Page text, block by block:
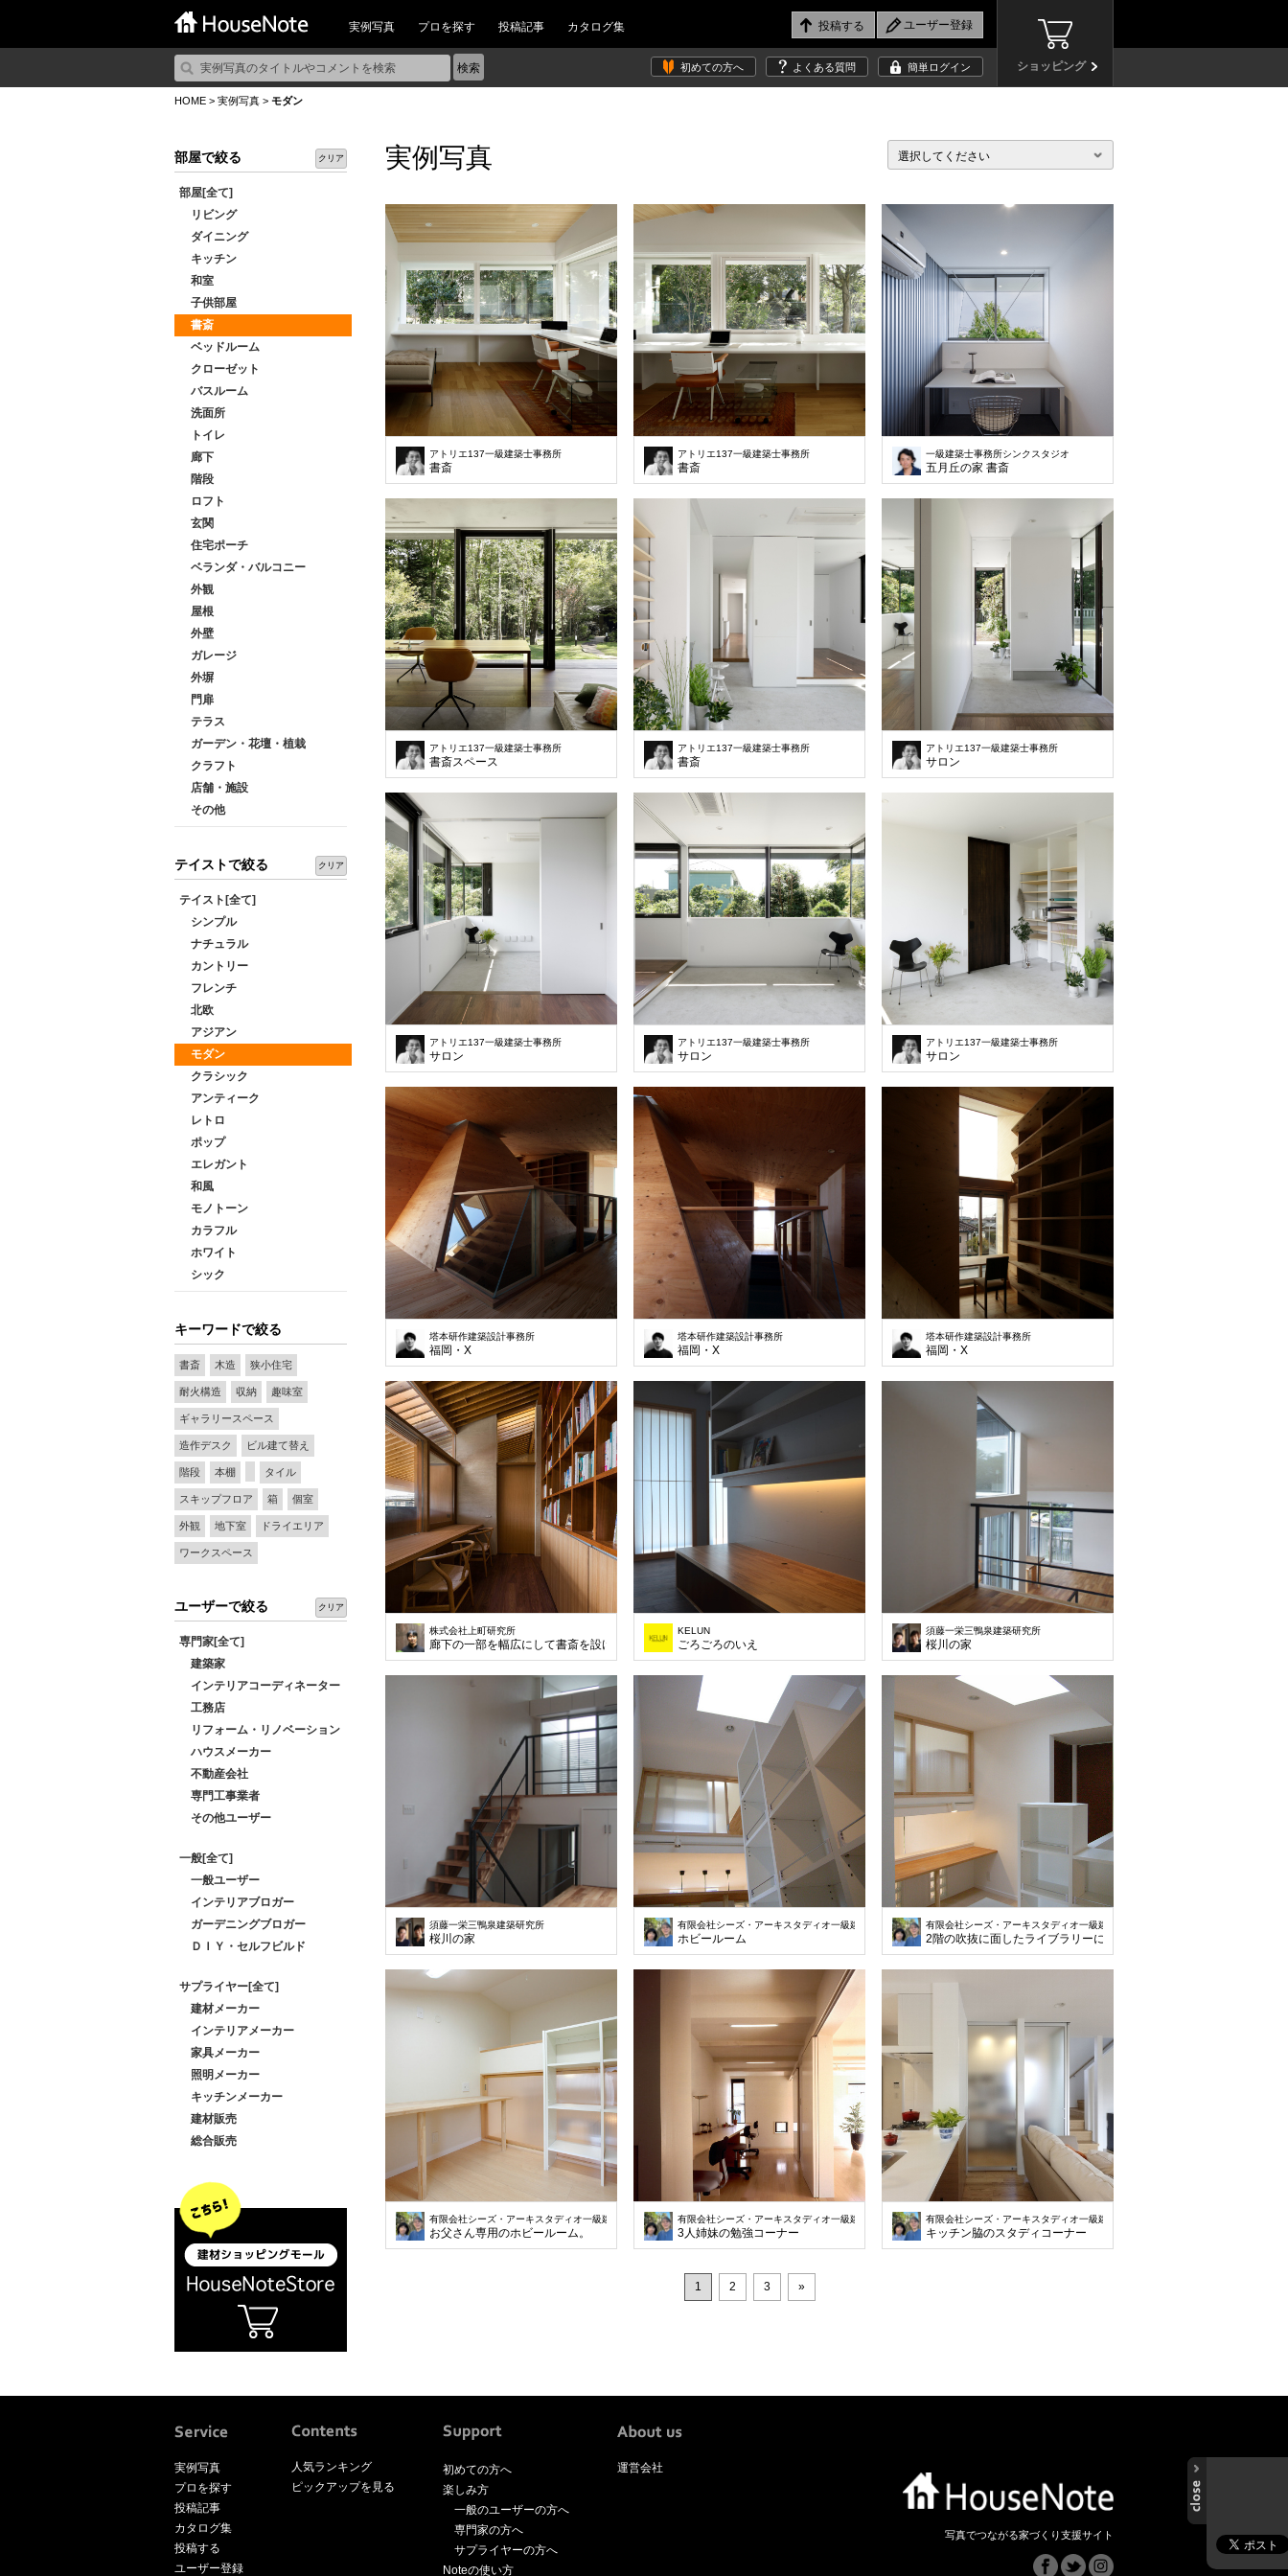
実例写真 プロを探す 投稿記事 カタログ集
ショッピング
初めての方へ よくある質問 簡単ログイン
HOME > 実例写真 > モダン
部屋で絞る クリア
部屋[全て]
リビング
ダイニング
キッチン
和室
子供部屋
書斎
ベッドルーム
クローゼット
バスルーム
洗面所
トイレ
廊下
階段
ロフト
玄関
住宅ポーチ
ベランダ・バルコニー
外観
屋根
外壁
ガレージ
外塀
門扉
テラス
ガーデン・花壇・植栽
クラフト
店舗・施設
その他
テイストで絞る クリア
テイスト[全て]
シンプル
ナチュラル
カントリー
フレンチ
北欧
アジアン
モダン
クラシック
アンティーク
レトロ
ポップ
エレガント
和風
モノトーン
カラフル
ホワイト
シック
キーワードで絞る
書斎 木造 狭小住宅
耐火構造 収納 趣味室
ギャラリースペース
造作デスク ビル建て替え
階段 本棚 タイル
スキップフロア 箱 個室
外観 地下室 ドライエリア
ワークスペース
ユーザーで絞る クリア
専門家[全て]
建築家
インテリアコーディネーター
工務店
リフォーム・リノベーション
ハウスメーカー
不動産会社
専門工事業者
その他ユーザー
一般[全て]
一般ユーザー
インテリアブロガー
ガーデニングブロガー
ＤＩＹ・セルフビルド
サプライヤー[全て]
建材メーカー
インテリアメーカー
家具メーカー
照明メーカー
キッチンメーカー
建材販売
総合販売
実例写真 選択してください
アトリエ137一級建築士事務所
書斎
アトリエ137一級建築士事務所
書斎
一級建築士事務所シンクスタジオ
五月丘の家 書斎
アトリエ137一級建築士事務所
書斎スペース
アトリエ137一級建築士事務所
書斎
アトリエ137一級建築士事務所
サロン
アトリエ137一級建築士事務所
サロン
アトリエ137一級建築士事務所
サロン
アトリエ137一級建築士事務所
サロン
塔本研作建築設計事務所
福岡・X
塔本研作建築設計事務所
福岡・X
塔本研作建築設計事務所
福岡・X
株式会社上町研究所
廊下の一部を幅広にして書斎を設けました
KELUN
ごろごろのいえ
須藤一栄三鴨泉建築研究所
桜川の家
須藤一栄三鴨泉建築研究所
桜川の家
有限会社シーズ・アーキスタディオ一級建築士事務所
ホビールーム
有限会社シーズ・アーキスタディオ一級建築士事務所
2階の吹抜に面したライブラリーには子どもたちのための長机を用意
有限会社シーズ・アーキスタディオ一級建築士事務所
お父さん専用のホビールーム。
有限会社シーズ・アーキスタディオ一級建築士事務所
3人姉妹の勉強コーナー
有限会社シーズ・アーキスタディオ一級建築士事務所
キッチン脇のスタディコーナー
1 2 3 »
実例写真
プロを探す
投稿記事
カタログ集
投稿する
ユーザー登録
人気ランキング
ピックアップを見る
初めての方へ
楽しみ方
一般のユーザーの方へ
専門家の方へ
サプライヤーの方へ
Noteの使い方
運営会社
写真でつながる家づくり支援サイト